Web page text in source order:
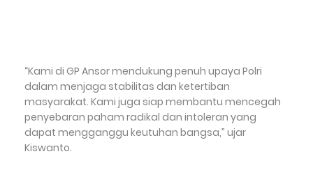
“Kami di GP Ansor mendukung penuh upaya Polri
dalam menjaga stabilitas dan ketertiban
masyarakat. Kami juga siap membantu mencegah
penyebaran paham radikal dan intoleran yang
dapat mengganggu keutuhan bangsa,” ujar
Kiswanto.